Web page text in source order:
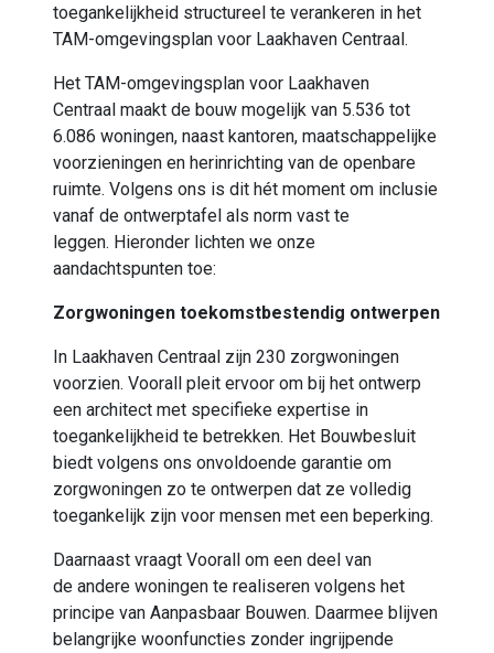
toegankelijkheid structureel te verankeren in het
TAM-omgevingsplan voor Laakhaven Centraal.
Het TAM-omgevingsplan voor Laakhaven
Centraal maakt de bouw mogelijk van 5.536 tot
6.086 woningen, naast kantoren, maatschappelijke
voorzieningen en herinrichting van de openbare
ruimte. Volgens ons is dit hét moment om inclusie
vanaf de ontwerptafel als norm vast te
leggen. Hieronder lichten we onze
aandachtspunten toe:
Zorgwoningen toekomstbestendig ontwerpen
In Laakhaven Centraal zijn 230 zorgwoningen
voorzien. Voorall pleit ervoor om bij het ontwerp
een architect met specifieke expertise in
toegankelijkheid te betrekken. Het Bouwbesluit
biedt volgens ons onvoldoende garantie om
zorgwoningen zo te ontwerpen dat ze volledig
toegankelijk zijn voor mensen met een beperking.
Daarnaast vraagt Voorall om een deel van
de andere woningen te realiseren volgens het
principe van Aanpasbaar Bouwen. Daarmee blijven
belangrijke woonfuncties zonder ingrijpende